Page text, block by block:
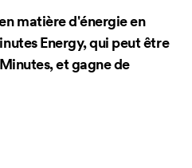
matière d'énergie en
Energy, qui peut être
et gagne de